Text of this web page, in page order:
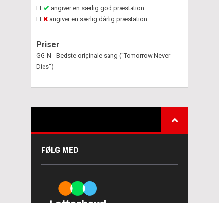
Et
angiver en særlig god præstation
Et
angiver en særlig dårlig præstation
Priser
GG-N - Bedste originale sang ("Tomorrow Never
Dies")
FØLG MED